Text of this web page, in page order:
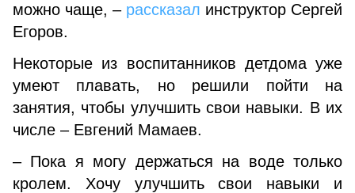
можно чаще, – рассказал инструктор Сергей
Егоров.
Некоторые из воспитанников детдома уже
умеют плавать, но решили пойти на
занятия, чтобы улучшить свои навыки. В их
числе – Евгений Мамаев.
– Пока я могу держаться на воде только
кролем. Хочу улучшить свои навыки и